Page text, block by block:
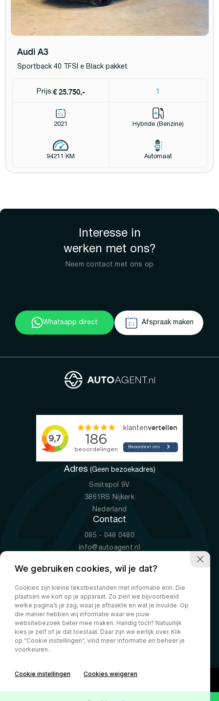
Audi A3
Sportback 40 TFSI e Black pakket
Prijs:€ 25.750,- 1
2021 Hybride (Benzine)
94211 KM Automaat
Interesse in
werken met ons?
Neem contact met ons op
Whatsapp direct Afspraak maken
Adres (Geen bezoekadres)
Smitspol 9V
3861RS Nijkerk
Nederland
Contact
085 - 048 0480
info@autoagent.nl
Openingstijden
Ma-Vr
09:00 - 19:00
Za
10:00 - 17:00
Zo
Gesloten
AanbodFinancial leaseEquipment leaseOperational lease
Over onsFAQCalculatorContactPrivacy Policy
We gebruiken cookies, wil je dat?
Cookies zijn kleine tekstbestanden met informatie erin. Die
plaatsen we kort op je apparaat. Zo zien we bijvoorbeeld
welke pagina’s je zag, waar je afhaakte en wat je invulde. Op
die manier hebben wij informatie waar we jouw
websitebezoek beter mee maken. Handig toch? Natuurlijk
kies je zelf of je dat toestaat. Daar zijn we eerlijk over. Klik
op “Cookie instellingen”, vind meer informatie en beheer je
voorkeuren.
Cookie instellingen Cookies weigeren